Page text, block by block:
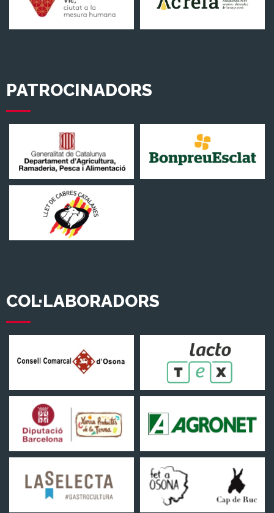
PATROCINADORS
COL·LABORADORS